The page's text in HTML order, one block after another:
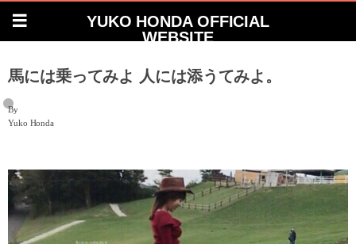
YUKO HONDA OFFICIAL
WEBSITE
馬には乗ってみよ 人には添うてみよ。
By
Yuko Honda